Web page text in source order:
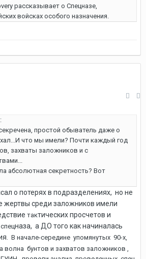
рассказывает о Спецназе,
войсках особого назначения.
простой обыватель даже о
что мы имели? Почти каждый год
захваты заложников и с
абсолютная секретность? Вот
о потерях в подразделениях, но не
жертвы среди заложников имели
тактических просчетов и
спецназа, а ДО того как начиналась
В начале-середине упомянутых 90-х,
волна бунтов и захватов заложников ,